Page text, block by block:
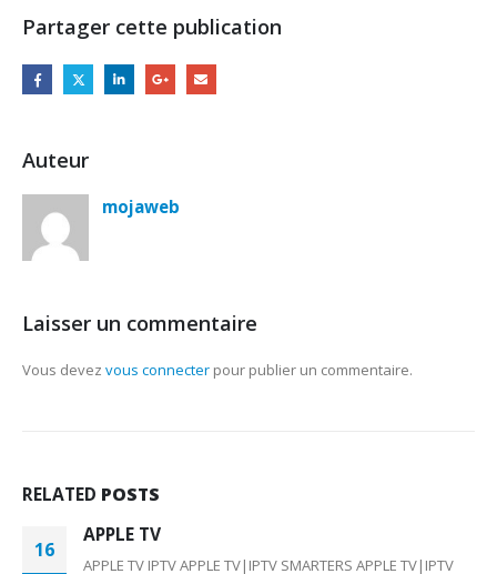
Partager cette publication
Auteur
mojaweb
Laisser un commentaire
Vous devez vous connecter pour publier un commentaire.
RELATED POSTS
16
APPLE TV
APPLE TV IPTV APPLE TV|IPTV SMARTERS APPLE TV|IPTV